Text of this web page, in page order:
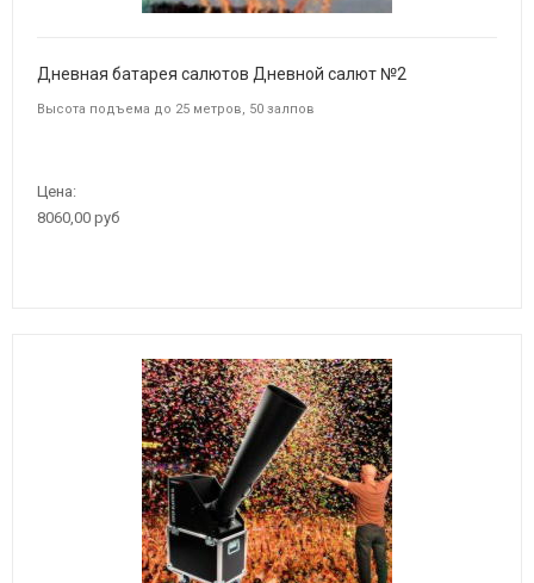
Дневная батарея салютов Дневной салют №2
Высота подъема до 25 метров, 50 залпов
Цена:
8060,00 руб